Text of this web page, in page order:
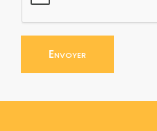
Envoyer